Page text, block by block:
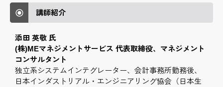
講師紹介
添田 英敬 氏
(株)MEマネジメントサービス 代表取締役、マネジメント
コンサルタント
独立系システムインテグレーター、会計事務所勤務後、
日本インダストリアル・エンジニアリング協会（日本生